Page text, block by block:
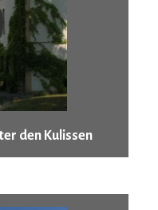
den Kulissen